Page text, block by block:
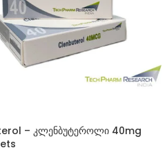
– კლენბუტეროლი 40mg